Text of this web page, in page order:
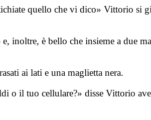
quello che vi dico» Vittorio si
inoltre, è bello che insieme a due
ai lati e una maglietta nera.
o il tuo cellulare?» disse Vittorio